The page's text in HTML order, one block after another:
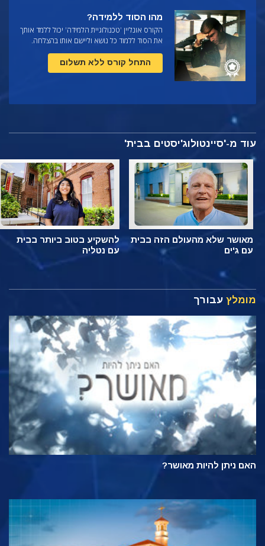
מהו הסוד ללמידה?
הקורס אונליין 'טכנולוגיית הלמידה' יכול ללמד אותך
את הסוד ללמוד כל נושא וליישם אותו בהצלחה.
התחל קורס ללא תשלום
עוד מ-'סיינטולוג'יסטים בבית'
מאושר שלא מהעולם הזה בבית
עם ג'ים
להשקיע בטוב ביותר בבית
עם נטליה
מומלץ עבורך
האם ניתן להיות מאושר?